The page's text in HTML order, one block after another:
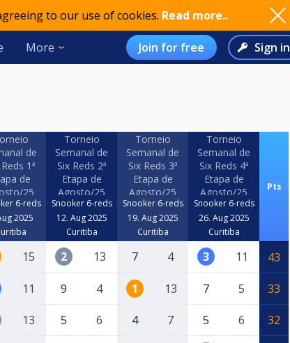
to our use of cookies. Read more..
More Join for free Sign in
de
1ª
de
25
6-reds
2025
Torneio
Semanal de
Six Reds 2ª
Etapa de
Agosto/25
Snooker 6-reds
12. Aug 2025
Curitiba
Torneio
Semanal de
Six Reds 3ª
Etapa de
Agosto/25
Snooker 6-reds
19. Aug 2025
Curitiba
Torneio
Semanal de
Six Reds 4ª
Etapa de
Agosto/25
Snooker 6-reds
26. Aug 2025
Curitiba
Pts
15 2 13 7 4 3 11 43
11 9 4 1 13 7 5 33
13 5 6 4 7 5 6 32